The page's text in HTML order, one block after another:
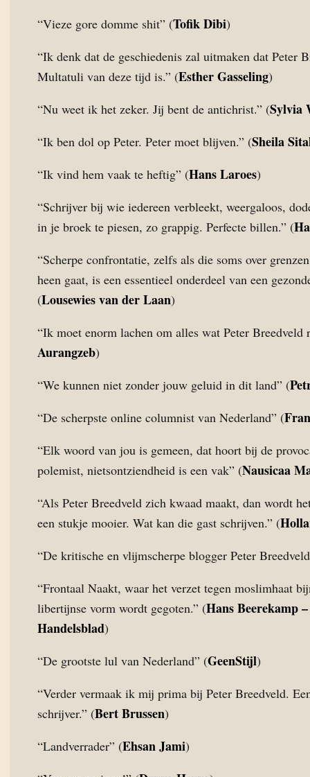
“Vieze gore domme shit” (Tofik Dibi)
“Ik denk dat de geschiedenis zal uitmaken dat Peter
Multatuli van deze tijd is.” (Esther Gasseling)
“Nu weet ik het zeker. Jij bent de antichrist.” (Sylvia
“Ik ben dol op Peter. Peter moet blijven.” (Sheila
“Ik vind hem vaak te heftig” (Hans Laroes)
“Schrijver bij wie iedereen verbleekt, weergaloos,
in je broek te piesen, zo grappig. Perfecte billen.” (
“Scherpe confrontatie, zelfs als die soms over
heen gaat, is een essentieel onderdeel van een
(Lousewies van der Laan)
“Ik moet enorm lachen om alles wat Peter Breedveld
Aurangzeb)
“We kunnen niet zonder jouw geluid in dit land” (
“De scherpste online columnist van Nederland” (
“Elk woord van jou is gemeen, dat hoort bij de
polemist, nietsontziendheid is een vak” (Nausicaa
“Als Peter Breedveld zich kwaad maakt, dan wordt
een stukje mooier. Wat kan die gast schrijven.” (
“De kritische en vlijmscherpe blogger Peter
“Frontaal Naakt, waar het verzet tegen moslimhaat
libertijnse vorm wordt gegoten.” (Hans Beerekamp
Handelsblad)
“De grootste lul van Nederland” (GeenStijl)
“Verder vermaak ik mij prima bij Peter Breedveld.
schrijver.” (Bert Brussen)
“Landverrader” (Ehsan Jami)